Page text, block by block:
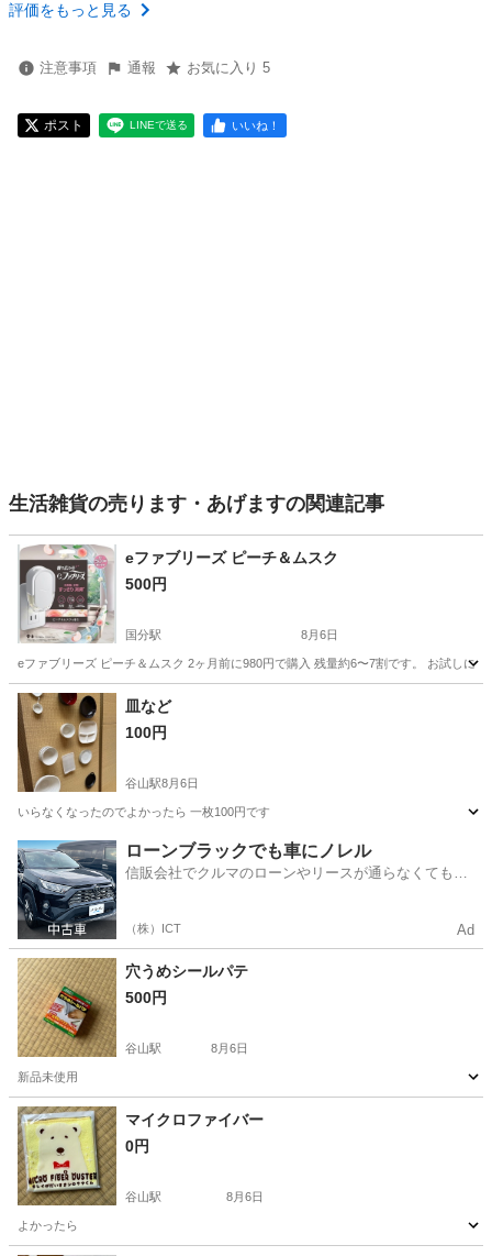
評価をもっと見る
注意事項 通報 お気に入り 5
ポスト LINEで送る いいね！
生活雑貨の売ります・あげますの関連記事
eファブリーズ ピーチ＆ムスク
500円
国分駅 8月6日
eファブリーズ ピーチ＆ムスク 2ヶ月前に980円で購入 残量約6〜7割です。 お試しにい
鹿児島 霧島市 国分駅
皿など
100円
谷山駅8月6日
いらなくなったのでよかったら 一枚100円です
鹿児島 鹿児島市 谷山駅 食器
ローンブラックでも車にノレル
信販会社でクルマのローンやリースが通らなくてもク
（株）ICT Ad
穴うめシールパテ
500円
谷山駅 8月6日
新品未使用
鹿児島 鹿児島市 谷山駅 家庭用品
マイクロファイバー
0円
谷山駅 8月6日
よかったら